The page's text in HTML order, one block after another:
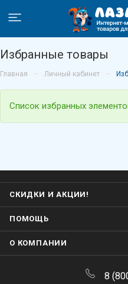
Избранные товары
Главная – Личный кабинет –
Список избранных
СКИДКИ И АКЦИИ!
ПОМОЩЬ
О КОМПАНИИ
8